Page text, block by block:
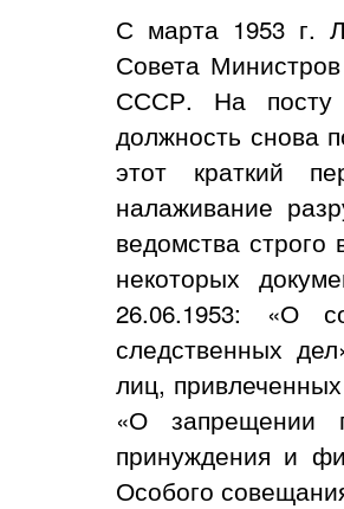
С марта 1953 г.
Совета
СССР. На посту
должность снова
этот краткий
налаживание
ведомства строго
некоторых
26.06.1953: «О
следственных
лиц,
«О запрещении
принуждения и
Особого